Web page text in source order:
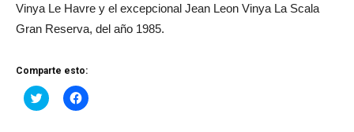
Vinya Le Havre y el excepcional Jean Leon Vinya La Scala
Gran Reserva, del año 1985.
Comparte esto:
Haz
clic
Haz
clic